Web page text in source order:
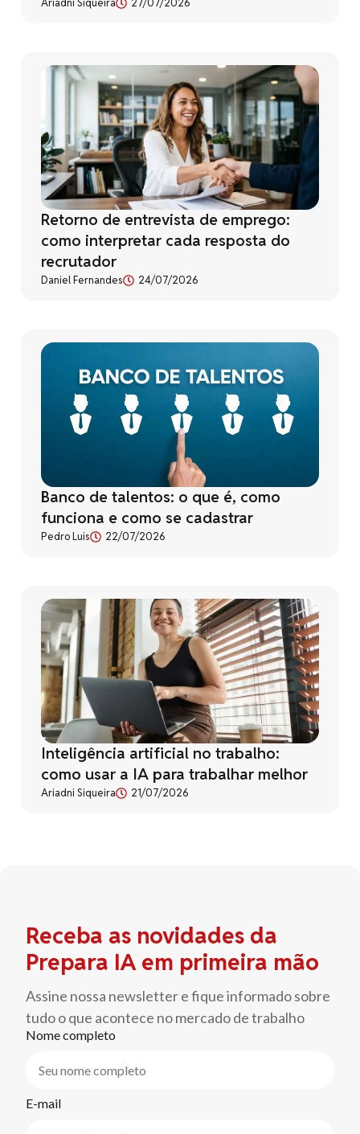
Ariadni Siqueira 27/07/2026
Retorno de entrevista de emprego:
como interpretar cada resposta do
recrutador
Daniel Fernandes 24/07/2026
Banco de talentos: o que é, como
funciona e como se cadastrar
Pedro Luis 22/07/2026
Inteligência artificial no trabalho:
como usar a IA para trabalhar melhor
Ariadni Siqueira 21/07/2026
Receba as novidades da
Prepara IA em primeira mão
Assine nossa newsletter e fique informado sobre
tudo o que acontece no mercado de trabalho
Nome completo
E-mail